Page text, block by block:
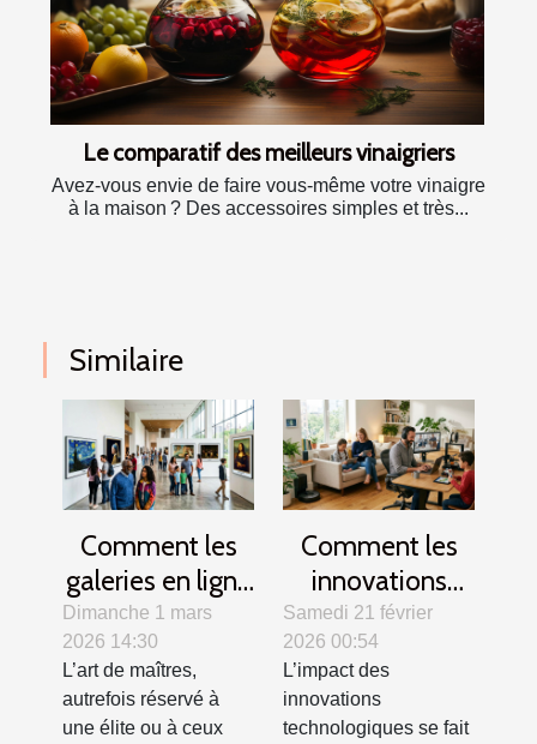
Le comparatif des meilleurs vinaigriers
Avez-vous envie de faire vous-même votre vinaigre
à la maison ? Des accessoires simples et très...
Similaire
Comment les
galeries en ligne
révolutionnent-
elles l'accès à
l'art de maîtres
?
Dimanche 1 mars
2026 14:30
L’art de maîtres,
autrefois réservé à
une élite ou à ceux
Comment les
innovations
technologiques
transforment-
elles notre
quotidien ?
Samedi 21 février
2026 00:54
L’impact des
innovations
technologiques se fait